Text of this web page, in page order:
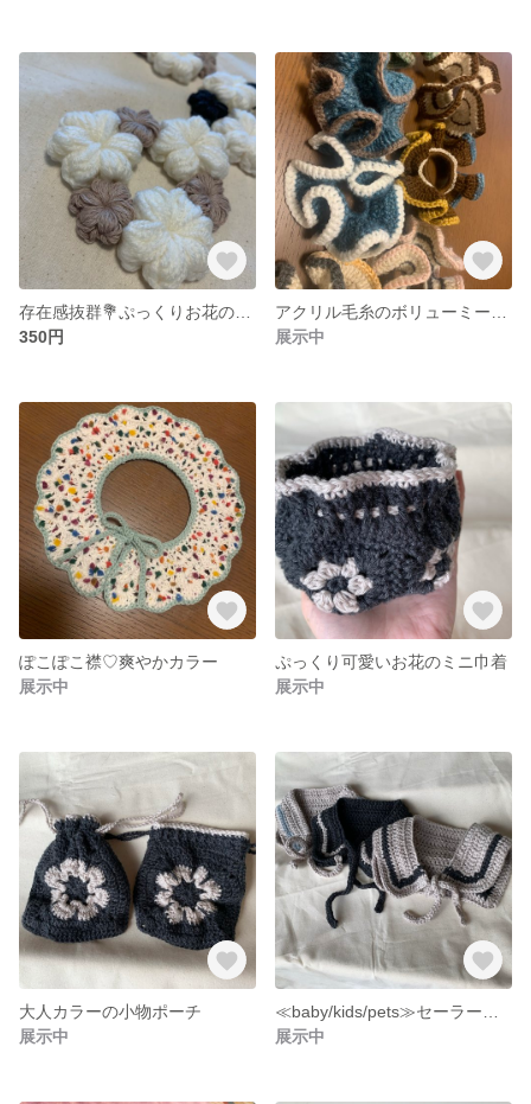
350円
展示中
ぽこぽこ襟♡爽やかカラー
展示中
ぷっくり可愛いお花のミニ巾着
展示中
大人カラーの小物ポーチ
展示中
展示中